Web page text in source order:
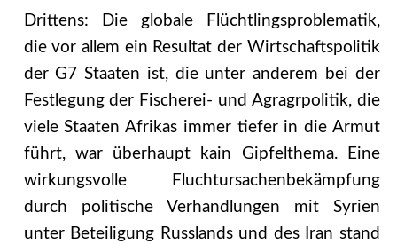
Drittens: Die globale Flüchtlingsproblematik,
die vor allem ein Resultat der Wirtschaftspolitik
der G7 Staaten ist, die unter anderem bei der
Festlegung der Fischerei- und Agragrpolitik, die
viele Staaten Afrikas immer tiefer in die Armut
führt, war überhaupt kain Gipfelthema. Eine
wirkungsvolle Fluchtursachenbekämpfung
durch politische Verhandlungen mit Syrien
unter Beteiligung Russlands und des Iran stand